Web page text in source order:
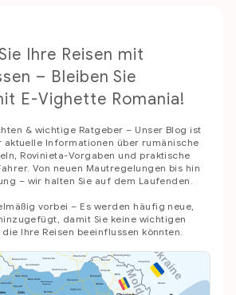
Ihre Reisen mit
– Bleiben Sie
E-Vighette Romania!
& wichtige Ratgeber – Unser Blog ist
Informationen über rumänische
Rovinieta-Vorgaben und praktische
Von neuen Mautregelungen bis hin
– wir halten Sie auf dem Laufenden.
vorbei – Es werden häufig neue,
damit Sie keine wichtigen
Ihre Reisen beeinflussen könnten.